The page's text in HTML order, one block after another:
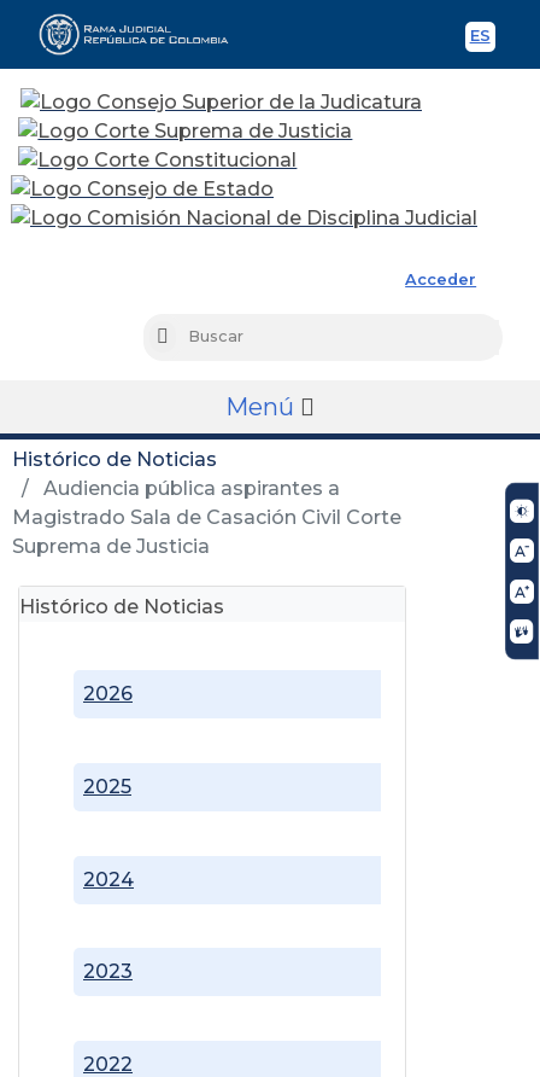
ES
Acceder
Buscar
Menú
Histórico de Noticias
Audiencia pública aspirantes a
Magistrado Sala de Casación Civil Corte
Suprema de Justicia
Histórico de Noticias
2022
2023
2024
2025
2026